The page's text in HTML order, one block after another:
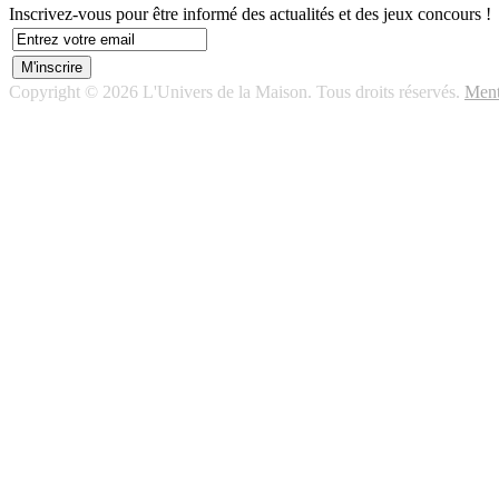
Inscrivez-vous pour être informé des actualités et des jeux concours !
Copyright © 2026 L'Univers de la Maison. Tous droits réservés.